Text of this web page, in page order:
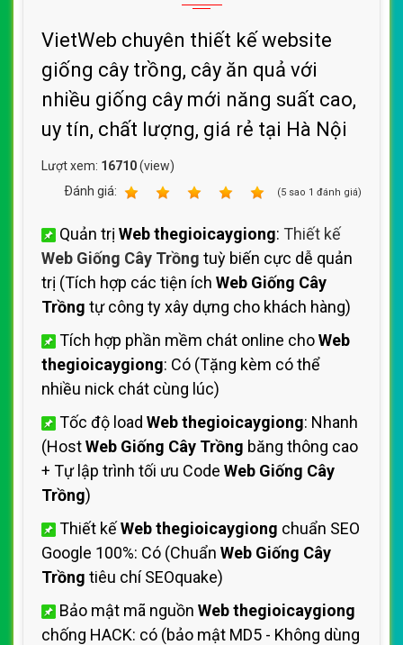
VietWeb chuyên thiết kế website
giống cây trồng, cây ăn quả với
nhiều giống cây mới năng suất cao,
uy tín, chất lượng, giá rẻ tại Hà Nội
Lượt xem: 16710(view)
Ðánh giá:
(5 sao 1 đánh giá)
Quản trị Web thegioicaygiong: Thiết kế
Web Giống Cây Trồng tuỳ biến cực dễ quản
trị (Tích hợp các tiện ích Web Giống Cây
Trồng tự công ty xây dựng cho khách hàng)
Tích hợp phần mềm chát online choWeb
thegioicaygiong: Có (Tặng kèm có thể
nhiều nick chát cùng lúc)
Tốc độ load Web thegioicaygiong: Nhanh
(HostWeb Giống Cây Trồng băng thông cao
+ Tự lập trình tối ưu Code Web Giống Cây
Trồng)
Thiết kếWeb thegioicaygiong chuẩn SEO
Google 100%: Có (Chuẩn Web Giống Cây
Trồng tiêu chí SEOquake)
Bảo mật mã nguồn Web thegioicaygiong
chống HACK: có (bảo mật MD5 - Không dùng